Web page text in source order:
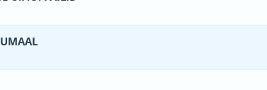
0 Hääle(d) - 0 viiest (keskmiselt)